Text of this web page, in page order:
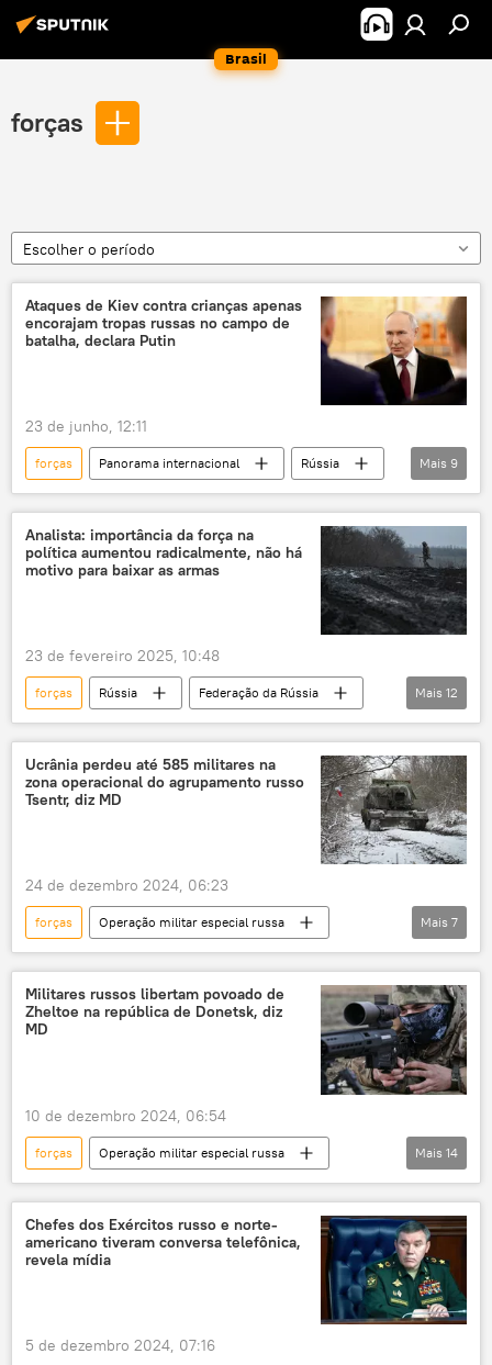
Brasil
forças
Escolher o período
Ataques de Kiev contra crianças apenas
encorajam tropas russas no campo de
batalha, declara Putin
23 de junho, 12:11
forças Panorama internacional
Rússia
Vladimir Putin
Federação da Rússia
Kiev
operação militar
operação militar especial
Forças Armadas
Mais 9
Analista: importância da força na
política aumentou radicalmente, não há
motivo para baixar as armas
23 de fevereiro 2025, 10:48
forças Rússia
Federação da Rússia
Estados Unidos
Ucrânia
Diretoria Principal de Inteligência da Rússia (GRU)
Defesa
Ministério da Defesa
militar
conflito armado
conflito ucraniano
Mais 12
Ucrânia perdeu até 585 militares na
zona operacional do agrupamento russo
Tsentr, diz MD
24 de dezembro 2024, 06:23
forças
Operação militar especial russa
Rússia
Ucrânia
Centro
Dniepre
Forças Armadas
Akatsiya
Himars
Mais 7
Militares russos libertam povoado de
Zheltoe na república de Donetsk, diz
MD
10 de dezembro 2024, 06:54
forças
Operação militar especial russa
Rússia
Ucrânia
Exército
conflito
guerra
EUA
batalha
Carcóvia
Centro
Bradley
Mais 14
Chefes dos Exércitos russo e norte-
americano tiveram conversa telefônica,
revela mídia
5 de dezembro 2024, 07:16